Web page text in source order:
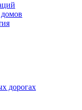
дорогах